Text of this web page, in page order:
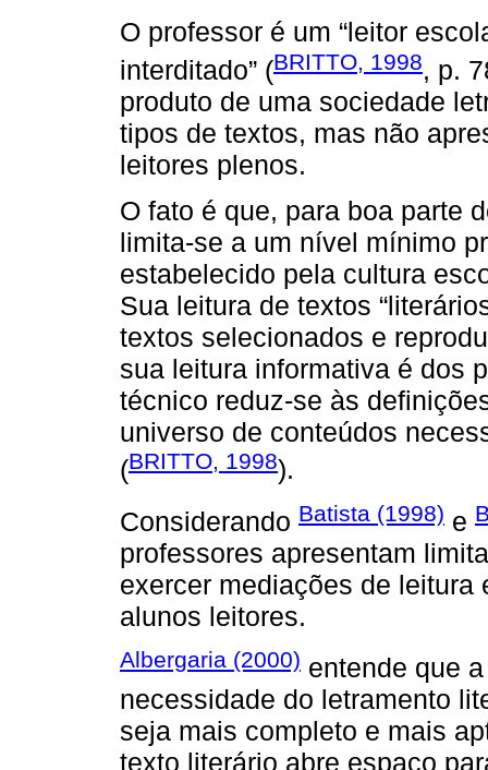
O professor é um “leitor
interditado” (BRITTO, 1998, p.
produto de uma sociedade
tipos de textos, mas não
leitores plenos.
O fato é que, para boa parte
limita-se a um nível mínimo
estabelecido pela cultura
Sua leitura de textos
textos selecionados e
sua leitura informativa é dos
técnico reduz-se às
universo de conteúdos
(BRITTO, 1998).
Considerando Batista (1998) e
professores apresentam
exercer mediações de leitura
alunos leitores.
Albergaria (2000) entende que
necessidade do letramento
seja mais completo e mais
texto literário abre espaço